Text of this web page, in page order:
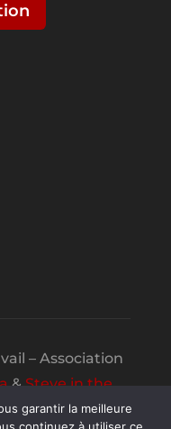
– Association
&Steve in the
garantir la meilleure